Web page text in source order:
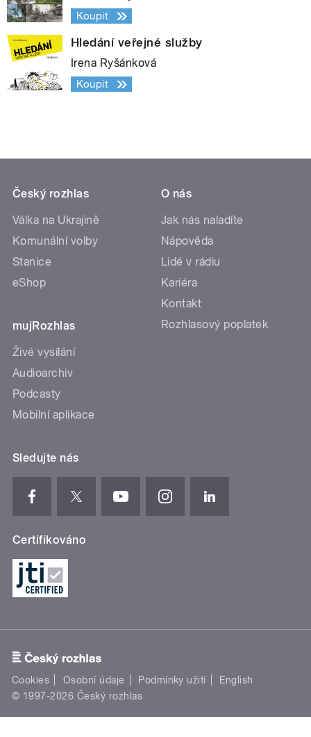
Koupit
Hledání veřejné služby
Irena Ryšánková
Koupit
Český rozhlas
Válka na Ukrajině
Komunální volby
Stanice
eShop
mujRozhlas
Živé vysílání
Audioarchiv
Podcasty
Mobilní aplikace
O nás
Jak nás naladíte
Nápověda
Lidé v rádiu
Kariéra
Kontakt
Rozhlasový poplatek
Sledujte nás
Certifikováno
Cookies Osobní údaje Podmínky užití
English
© 1997-2026 Český rozhlas